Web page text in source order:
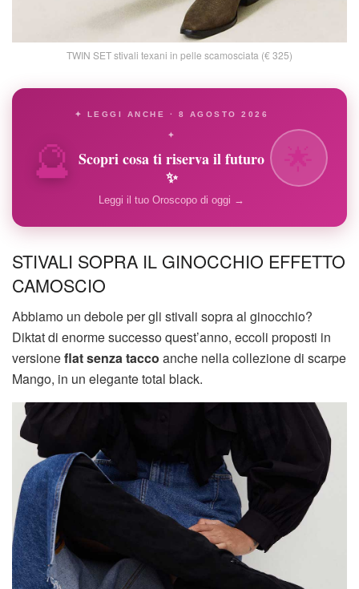
TWIN SET stivali texani in pelle scamosciata (€ 325)
🔮
✦ LEGGI ANCHE · 8 AGOSTO 2026
✦
Scopri cosa ti riserva il futuro
✨
Leggi il tuo Oroscopo di oggi →
STIVALI SOPRA IL GINOCCHIO EFFETTO
CAMOSCIO
Abbiamo un debole per gli stivali sopra al ginocchio?
Diktat di enorme successo quest’anno, eccoli proposti in
versioneflat senza tacco anche nella collezione di scarpe
Mango, in un elegante total black.